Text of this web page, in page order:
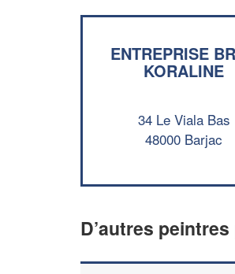
ENTREPRISE
KORALINE
34 Le Viala Bas
48000 Barjac
D’autres